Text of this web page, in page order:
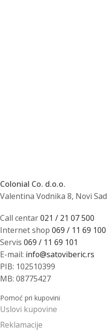
Colonial Co. d.o.o.
Valentina Vodnika 8, Novi Sad
Call centar021 / 21 07 500
Internet shop 069 / 11 69 100
Servis 069 / 11 69 101
E-mail: info@satoviberic.rs
PIB: 102510399
MB: 08775427
Pomoć pri kupovini
Uslovi kupovine
Reklamacije